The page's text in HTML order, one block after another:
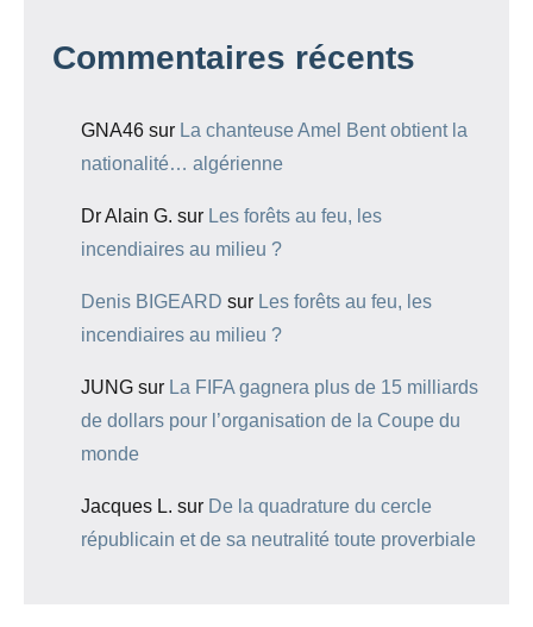
Commentaires récents
GNA46 sur La chanteuse Amel Bent obtient la
nationalité… algérienne
Dr Alain G. sur Les forêts au feu, les
incendiaires au milieu ?
Denis BIGEARD sur Les forêts au feu, les
incendiaires au milieu ?
JUNG sur La FIFA gagnera plus de 15 milliards
de dollars pour l’organisation de la Coupe du
monde
Jacques L. sur De la quadrature du cercle
républicain et de sa neutralité toute proverbiale